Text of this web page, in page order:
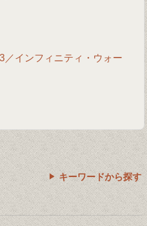
／インフィニティ・ウォー
キーワードから探す